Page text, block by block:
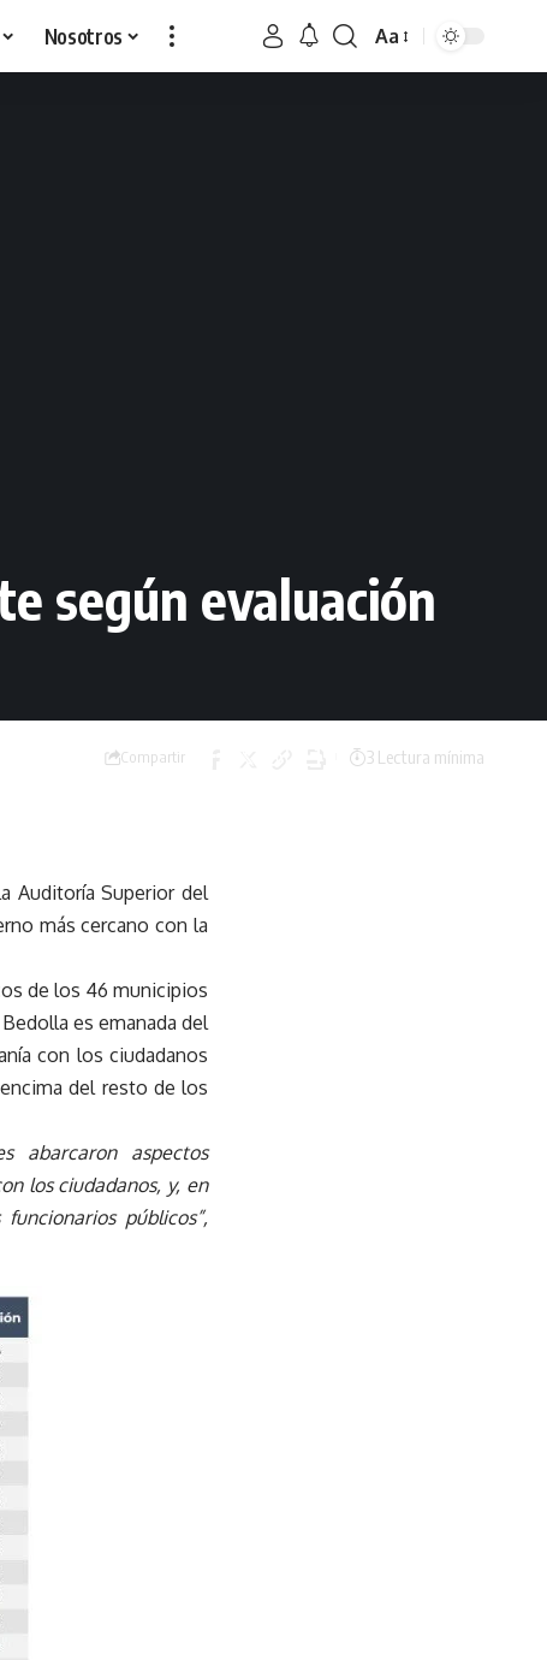
Nosotros Aa
según evaluación
Compartir 3 Lectura mínima
Auditoría Superior del
más cercano con la
de los 46 municipios
es emanada del
con los ciudadanos
del resto de los
abarcaron aspectos
los ciudadanos, y, en
públicos”,